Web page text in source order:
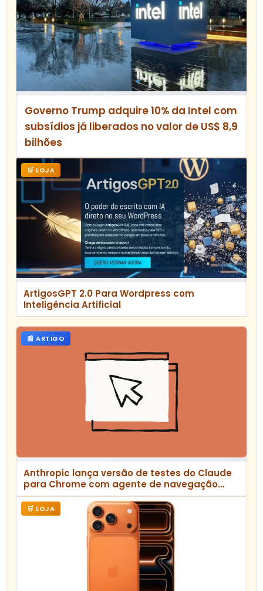
Governo Trump adquire 10% da Intel com
subsídios já liberados no valor de US$ 8,9
bilhões
🛒 LOJA
ArtigosGPT 2.0 Para Wordpress com
Inteligência Artificial
📰 ARTIGO
Anthropic lança versão de testes do Claude
para Chrome com agente de navegação
integrado
🛒 LOJA